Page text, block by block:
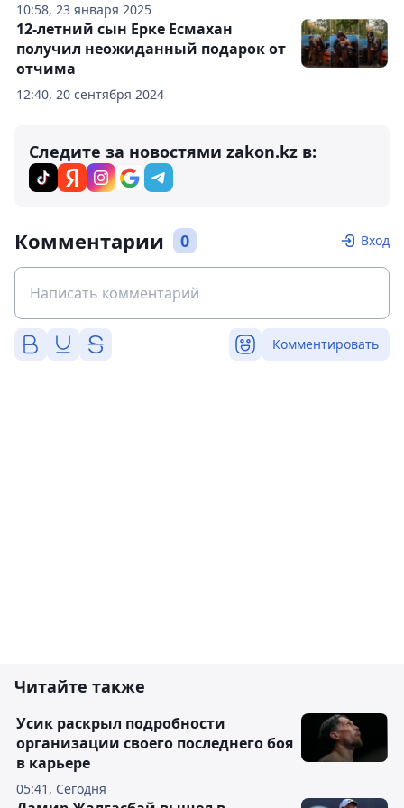
10:58, 23 января 2025
12:40, 20 сентября 2024
12-летний сын Ерке Есмахан
получил неожиданный подарок от
отчима
Следите за новостями zakon.kz в:
Комментарии 0 Вход
Комментировать
Читайте также
05:41, Сегодня
Усик раскрыл подробности
организации своего последнего боя
в карьере